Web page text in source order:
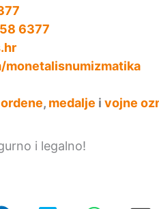
6377
monetalisnumizmatika
ordene, medalje i vojne
i legalno!